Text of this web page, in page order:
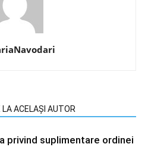
LA ACELAȘI AUTOR
privind suplimentare ordinei